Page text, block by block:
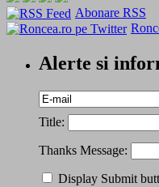
Abonare RSS
Alerte si
Title:
Thanks Message:
Display Submit